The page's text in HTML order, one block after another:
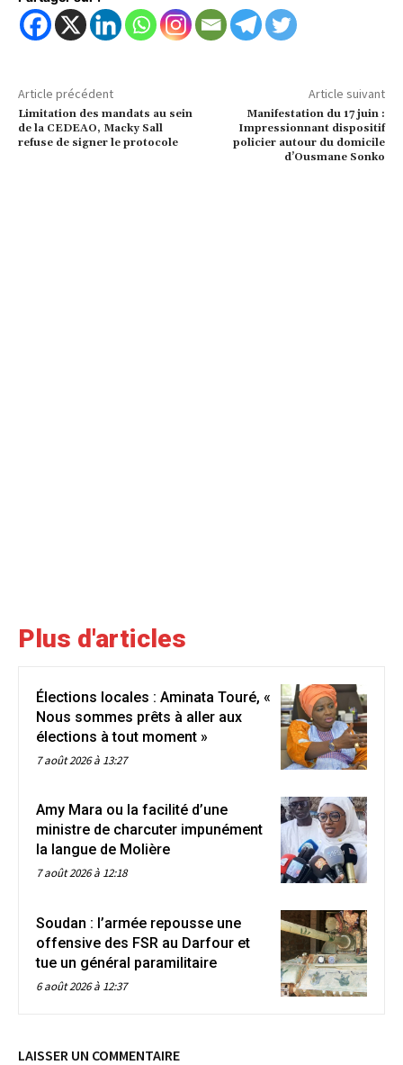
Article précédent
Limitation des mandats au sein
de la CEDEAO, Macky Sall
refuse de signer le protocole
Article suivant
Manifestation du 17 juin :
Impressionnant dispositif
policier autour du domicile
d’Ousmane Sonko
Plus d'articles
Élections locales : Aminata Touré, «
Nous sommes prêts à aller aux
élections à tout moment »
7 août 2026 à 13:27
Amy Mara ou la facilité d’une
ministre de charcuter impunément
la langue de Molière
7 août 2026 à 12:18
Soudan : l’armée repousse une
offensive des FSR au Darfour et
tue un général paramilitaire
6 août 2026 à 12:37
LAISSER UN COMMENTAIRE